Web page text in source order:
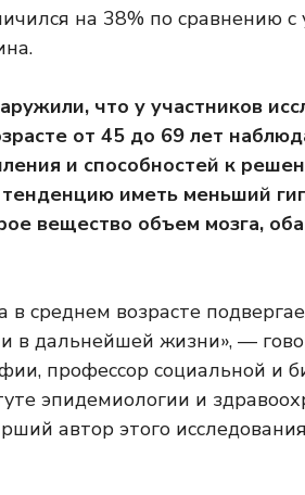
на 38% по сравнению
что у участников
от 45 до 69 лет
и способностей к
иметь меньший
вещество объем мозга,
в среднем возрасте
в дальнейшей жизни», —
профессор социальной и
эпидемиологии и
автор этого